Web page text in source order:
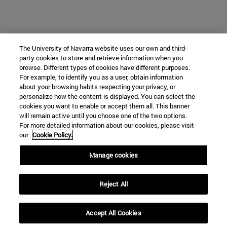
The University of Navarra website uses our own and third-
party cookies to store and retrieve information when you
browse. Different types of cookies have different purposes.
For example, to identify you as a user, obtain information
about your browsing habits respecting your privacy, or
personalize how the content is displayed. You can select the
cookies you want to enable or accept them all. This banner
will remain active until you choose one of the two options.
For more detailed information about our cookies, please visit
our Cookie Policy.
Manage cookies
Reject All
Accept All Cookies